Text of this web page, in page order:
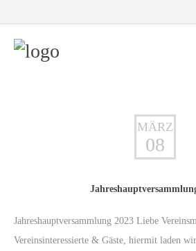
MÄRZ
08
Jahreshauptversammlung 2023 Liebe
Vereinsinteressierte & Gäste, hiermit laden